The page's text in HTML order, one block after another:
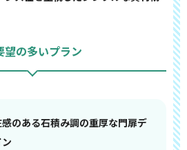
望の多いプラン
のある石積み調の重厚な門扉デ